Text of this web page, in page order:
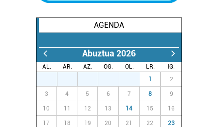
AGENDA
Abuztua 2026
AL. AR. AZ. OG. OL. LR.
IG.
1 2
3 4 5 6 7 8 9
10 11 12 13 14 15 16
17 18 19 20 21 22 23